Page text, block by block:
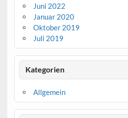
Juni 2022
Januar 2020
Oktober 2019
Juli 2019
Kategorien
Allgemein